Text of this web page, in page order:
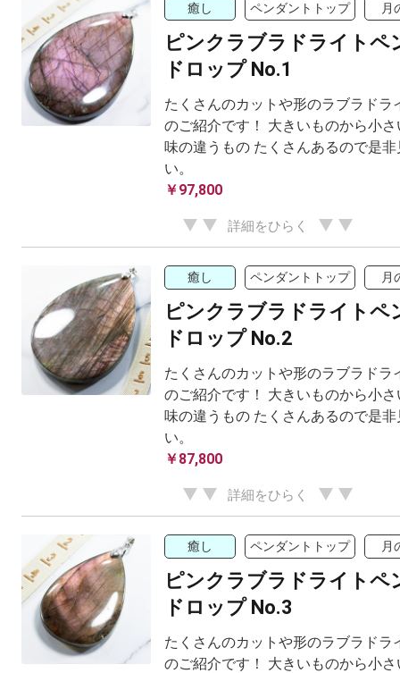
癒し ペンダントトップ 月
ピンクラブラドライトペ
ドロップ No.1
たくさんのカットや形のラブラドラ
のご紹介です！ 大きいものから小
味の違うもの たくさんあるので是
い。
￥97,800
詳細をひらく
癒し ペンダントトップ 月
ピンクラブラドライトペ
ドロップ No.2
たくさんのカットや形のラブラドラ
のご紹介です！ 大きいものから小
味の違うもの たくさんあるので是
い。
￥87,800
詳細をひらく
癒し ペンダントトップ 月
ピンクラブラドライトペ
ドロップ No.3
たくさんのカットや形のラブラドラ
のご紹介です！ 大きいものから小